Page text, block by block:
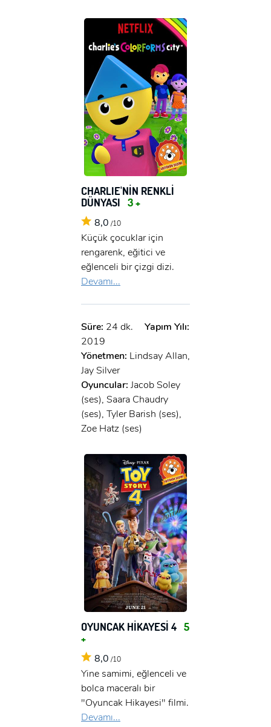
CHARLIE'NİN RENKLİ
DÜNYASI 3 +
8,0 /10
Küçük çocuklar için
rengarenk, eğitici ve
eğlenceli bir çizgi dizi.
Devamı...
Süre: 24 dk.
Yapım Yılı:
2019
Yönetmen: Lindsay Allan,
Jay Silver
Oyuncular: Jacob Soley
(ses), Saara Chaudry
(ses), Tyler Barish (ses),
Zoe Hatz (ses)
OYUNCAK HİKAYESİ 4 5
+
8,0 /10
Yine samimi, eğlenceli ve
bolca maceralı bir
"Oyuncak Hikayesi" filmi.
Devamı...